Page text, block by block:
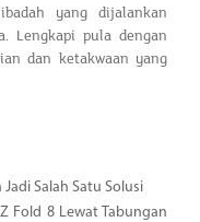
yang dijalankan
Lengkapi pula dengan
dan ketakwaan yang
Jadi Salah Satu Solusi
Fold 8 Lewat Tabungan